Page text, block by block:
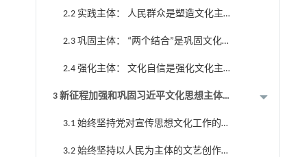
主体性的领导力量
2.2 实践主体： 人民群众是塑造文化主
体性的根本力量
2.3 巩固主体： “两个结合”是巩固文化
主体性的内在力量
2.4 强化主体： 文化自信是强化文化主
体性的外在力量
3 新征程加强和巩固习近平文化思想主体
性的实践路径
3.1 始终坚持党对宣传思想文化工作的
全面领导
3.2 始终坚持以人民为主体的文艺创作